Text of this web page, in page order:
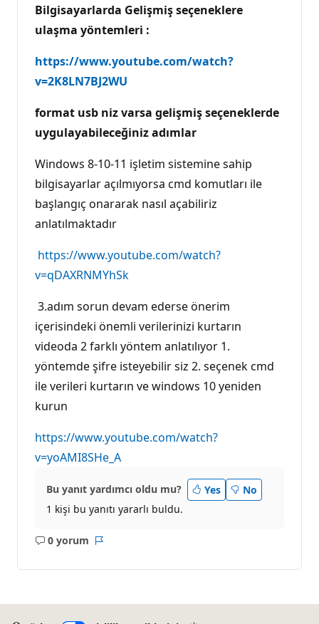
Bilgisayarlarda Gelişmiş seçeneklere
ulaşma yöntemleri :
https://www.youtube.com/watch?
v=2K8LN7BJ2WU
format usb niz varsa gelişmiş seçeneklerde
uygulayabileceğiniz adımlar
Windows 8-10-11 işletim sistemine sahip
bilgisayarlar açılmıyorsa cmd komutları ile
başlangıç onararak nasıl açabiliriz
anlatılmaktadır
https://www.youtube.com/watch?
v=qDAXRNMYhSk
3.adım sorun devam ederse önerim
içerisindeki önemli verilerinizi kurtarın
videoda 2 farklı yöntem anlatılıyor 1.
yöntemde şifre isteyebilir siz 2. seçenek cmd
ile verileri kurtarın ve windows 10 yeniden
kurun
https://www.youtube.com/watch?
v=yoAMI8SHe_A
Bu yanıt yardımcı oldu mu? Yes
No
1 kişi bu yanıtı yararlı buldu.
0 yorum
Açıklama